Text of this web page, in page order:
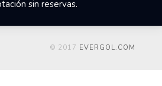
código fuente, diseño, estructura de
y los distintos elementos en él